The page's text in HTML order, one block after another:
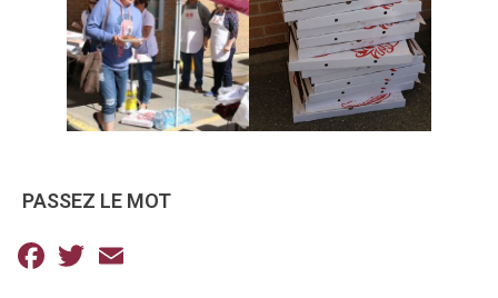
PASSEZ LE MOT
Facebook
Twitter